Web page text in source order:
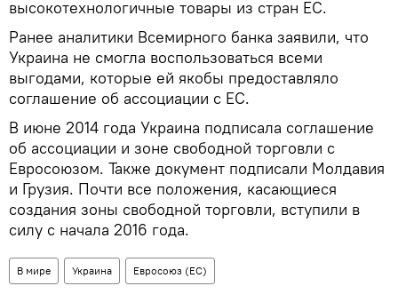
высокотехнологичные товары из стран ЕС.
Ранее аналитики Всемирного банка заявили, что
Украина не смогла воспользоваться всеми
выгодами, которые ей якобы предоставляло
соглашение об ассоциации с ЕС.
В июне 2014 года Украина подписала соглашение
об ассоциации и зоне свободной торговли с
Евросоюзом. Также документ подписали Молдавия
и Грузия. Почти все положения, касающиеся
создания зоны свободной торговли, вступили в
силу с начала 2016 года.
В мире Украина Евросоюз (ЕС)